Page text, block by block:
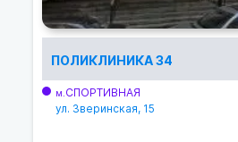
ПОЛИКЛИНИКА 34
м.СПОРТИВНАЯ
ул. Зверинская, 15